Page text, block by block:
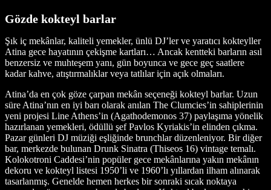
Gözde kokteyl barlar
Şık iç mekânlar, kaliteli yemekler, ünlü DJ’ler ve yaratıcı kokteyller
Atina gece hayatının çekişme kartları… Ancak kentteki barların asıl
benzersiz ve muhteşem yanı, gün boyunca ve gece geç saatlere
kadar kahve, atıştırmalıklar veya tatlılar için açık olmaları.
Atina’da en çok göze çarpan mekân seçeneği kokteyl barlar. Uzun
süre Atina’nın en iyi barı olarak anılan The Clumcies’in sahiplerinin
yeni projesi Line Athens’in (Agathodemonos 37) paylaşıma yönelik
hazırlanan yemekleri, ödüllü şef Pavlos Kyriakis’in elinden çıkma.
Pazar günleri DJ müziği eşliğinde brunchlar düzenleniyor. Bir diğer
bar, merkezde bulunan Drunk Sinatra (Thiseos 16) vintage temalı.
Kolokotroni Caddesi’nin popüler gece mekânlarına yakın mekânın
dekoru ve kokteyl listesi 1950’li ve 1960’lı yıllardan ilham alınarak
tasarlanmış. Genelde hemen herkes bir sonraki sıcak noktaya